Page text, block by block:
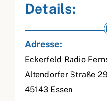
Details:
Adresse:
Eckerfeld Radio
Altendorfer Straße
45143 Essen